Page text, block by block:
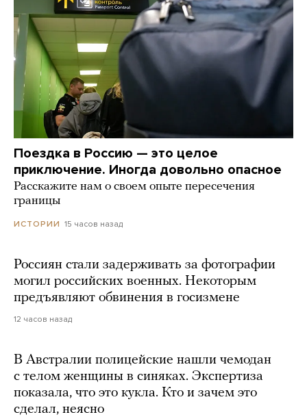
Поездка в Россию — это целое
приключение. Иногда довольно опасное
Расскажите нам о своем опыте пересечения
границы
ИСТОРИИ 15 часов назад
Россиян стали задерживать за фотографии
могил российских военных. Некоторым
предъявляют обвинения в госизмене
12 часов назад
В Австралии полицейские нашли чемодан
с телом женщины в синяках. Экспертиза
показала, что это кукла. Кто и зачем это
сделал, неясно